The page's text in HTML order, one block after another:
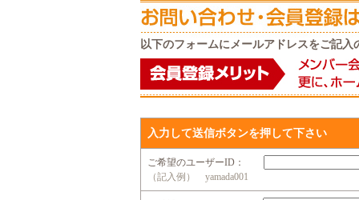
以下のフォームにメールアドレスをご記
入力して送信ボタンを押して下さい
ご希望のユーザーID：
（記入例） yamada001